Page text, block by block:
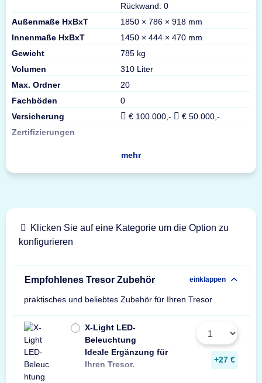
Rückwand: 0
Außenmaße HxBxT
1850 × 786 × 918 mm
Innenmaße HxBxT
1450 × 444 × 470 mm
Gewicht
785 kg
Volumen
310 Liter
Max. Ordner
20
Fachböden
0
Versicherung
€ 100.000,-
€ 50.000,-
Zertifizierungen
mehr
Klicken Sie auf eine Kategorie um die Option zu
konfigurieren
Empfohlenes Tresor Zubehör einklappen
praktisches und beliebtes Zubehör für Ihren Tresor
X-Light LED-
Beleuchtung
Ideale Ergänzung für
Ihren Tresor.
Wir empfehlen
Leuchte pro
ein Stück
+27 €